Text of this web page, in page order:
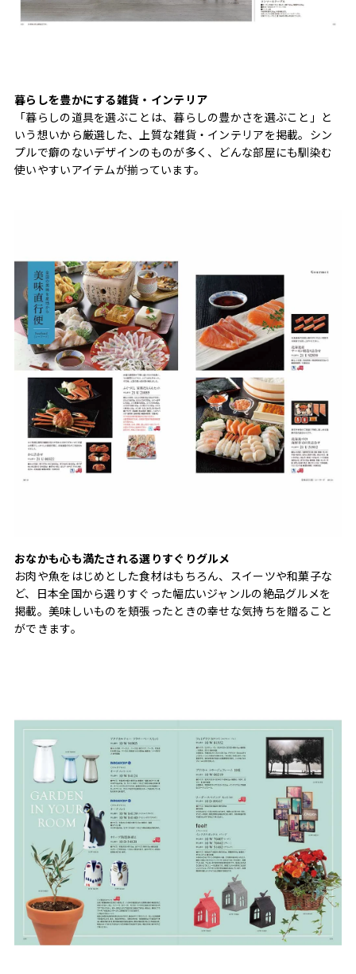
暮らしを豊かにする雑貨・インテリア
「暮らしの道具を選ぶことは、暮らしの豊かさを選ぶこと」と
いう想いから厳選した、上質な雑貨・インテリアを掲載。シン
プルで癖のないデザインのものが多く、どんな部屋にも馴染む
使いやすいアイテムが揃っています。
おなかも心も満たされる選りすぐりグルメ
お肉や魚をはじめとした食材はもちろん、スイーツや和菓子な
ど、日本全国から選りすぐった幅広いジャンルの絶品グルメを
掲載。美味しいものを頬張ったときの幸せな気持ちを贈ること
ができます。